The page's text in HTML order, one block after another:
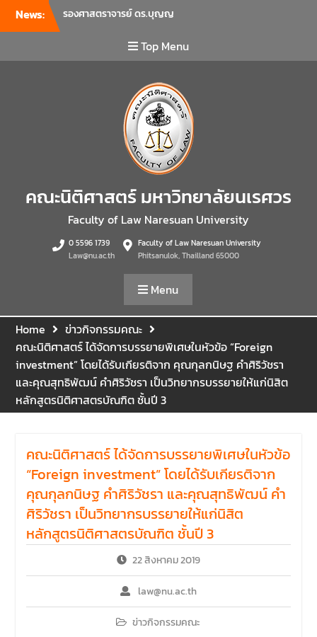
News:
รองศาสตราจารย์ ดร.บุญญ
คณะนิติศาสตร์ เป็นประธานที่
ประชุมผู้บริหารคณะพบ
เป็นการเตรียมพร้อมก่อนเปิด
ภาคเรียนต้น ปีการศึกษา 2569
พร้อมด้วยรองคณบดีทุกฝ่าย
เข้าร่วมแจ้งนโยบายแนวทาง
การบริหารงานในแต่ละด้านของ
คณะ รวมทั้งการเตรียมความ
รายวิชาวิจัยทางกฎหมาย และ
รายวิชาตรรกศาสตร์และการ
ประชุมชั้น 3 อาคารคณะ
นิติศาสตร์ มหาวิทยาลัยนเรศวร
คณะนิติศาสตร์ มหาวิทยาลัย
นเรศวร จัดโครงการเตรียม
ความพร้อมเพื่อรับมือภัยพิบัติ
และปฐมพยาบาลเบื้องต้น
ประจำปี 2569 ณ ห้อง 2-311
อาคารปราบไตรจักร 2
มหาวิทยาลัยนเรศวร โดย
กิจกรรมดังกล่าวจัดขึ้นสำหรับ
บุคลากรที่ปฏิบัติงาน ณ กลุ่ม
ปลอดภัย ซึ่งครอบคลุมหน่วย
งานภายในกลุ่มอาคารทั้ง 3
คณะ และ 1 กอง
คณะนิติศาสตร์ มหาวิทยาลัย
นเรศวร จัดโครงการปฐมนิเทศ
และพบผู้ปกครอง ประจำปีการ
ศึกษา 2569 โดยได้รับเกียรติ
จาก รองศาสตราจารย์ ดร.บุญ
ญรัตน์ โชคบันดาลชัย คณบดี
คณะนิติศาสตร์ ให้เกียรติเป็น
ประธานในพิธีเปิด พร้อมกล่าว
ต้อนรับและให้โอวาทแก่นิสิตใหม่
Top Menu
คณะนิติศาสตร์ มหาวิทยาลัยนเรศวร
Faculty of Law Naresuan University
0 5596 1739
Law@nu.ac.th
Faculty of Law Naresuan University
Phitsanulok, Thailland 65000
Menu
Home
ข่าวกิจกรรมคณะ
คณะนิติศาสตร์ ได้จัดการบรรยายพิเศษในหัวข้อ “Foreign
investment” โดยได้รับเกียรติจาก คุณกุลกนิษฐ คำศิริวัชรา
และคุณสุทธิพัฒน์ คำศิริวัชรา เป็นวิทยากรบรรยายให้แก่นิสิต
หลักสูตรนิติศาสตรบัณฑิต ชั้นปี 3
คณะนิติศาสตร์ ได้จัดการบรรยายพิเศษในหัวข้อ
“Foreign investment” โดยได้รับเกียรติจาก
คุณกุลกนิษฐ คำศิริวัชรา และคุณสุทธิพัฒน์ คำ
ศิริวัชรา เป็นวิทยากรบรรยายให้แก่นิสิต
หลักสูตรนิติศาสตรบัณฑิต ชั้นปี 3
22 สิงหาคม 2019
law@nu.ac.th
ข่าวกิจกรรมคณะ